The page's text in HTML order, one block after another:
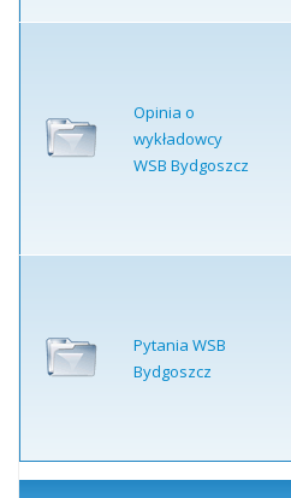
Opinia o
wykładowcy
WSB Bydgoszcz
Pytania WSB
Bydgoszcz